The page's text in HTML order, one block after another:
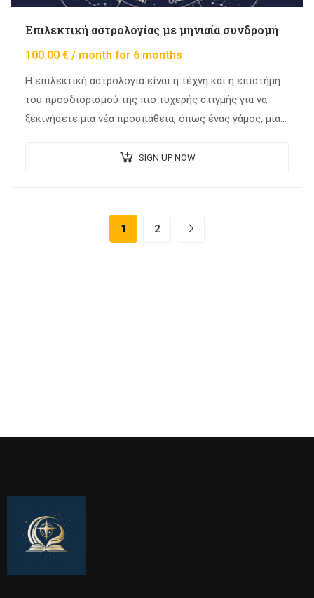
Επιλεκτική αστρολογίας με μηνιαία συνδρομή
100.00 € / month for 6 months
Η επιλεκτική αστρολογία είναι η τέχνη και η επιστήμη
του προσδιορισμού της πιο τυχερής στιγμής για να
ξεκινήσετε μια νέα προσπάθεια, όπως ένας γάμος, μια
SIGN UP NOW
1 2